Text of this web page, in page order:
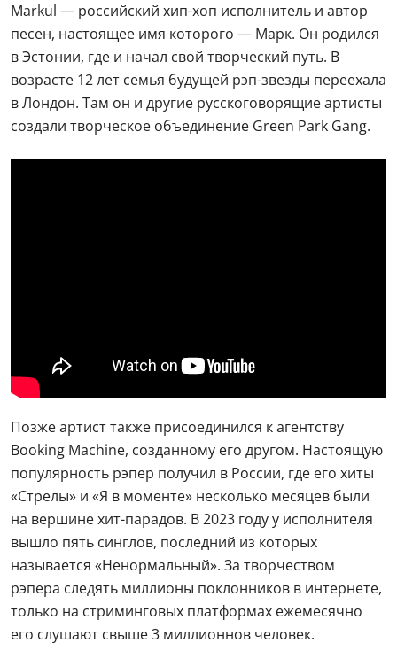
Markul — российский хип-хоп исполнитель и автор
песен, настоящее имя которого — Марк. Он родился
в Эстонии, где и начал свой творческий путь. В
возрасте 12 лет семья будущей рэп-звезды переехала
в Лондон. Там он и другие русскоговорящие артисты
создали творческое объединение Green Park Gang.
Позже артист также присоединился к агентству
Booking Machine, созданному его другом. Настоящую
популярность рэпер получил в России, где его хиты
«Стрелы» и «Я в моменте» несколько месяцев были
на вершине хит-парадов. В 2023 году у исполнителя
вышло пять синглов, последний из которых
называется «Ненормальный». За творчеством
рэпера следять миллионы поклонников в интернете,
только на стриминговых платформах ежемесячно
его слушают свыше 3 миллионнов человек.